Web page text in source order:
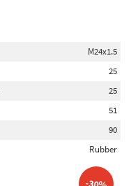
M24x1.5
25
25
51
90
Rubber